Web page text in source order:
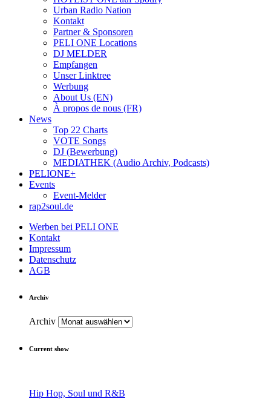
Urban Radio Nation
Kontakt
Partner & Sponsoren
PELI ONE Locations
DJ MELDER
Empfangen
Unser Linktree
Werbung
About Us (EN)
À propos de nous (FR)
News
Top 22 Charts
VOTE Songs
DJ (Bewerbung)
MEDIATHEK (Audio Archiv, Podcasts)
PELIONE+
Events
Event-Melder
rap2soul.de
Werben bei PELI ONE
Kontakt
Impressum
Datenschutz
AGB
Archiv
Archiv
Current show
Hip Hop, Soul und R&B